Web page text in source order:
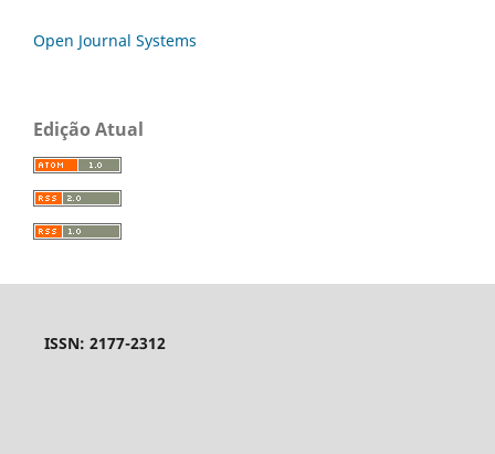
Open Journal Systems
Edição Atual
ISSN: 2177-2312